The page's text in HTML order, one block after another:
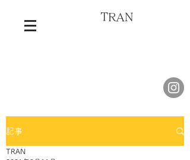
TRAN
記事
TRAN